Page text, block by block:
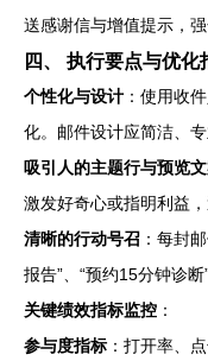
送感谢信与增值提示，强
四、 执行要点与优化
个性化与设计 ：使用收
化。邮件设计应简洁、
吸引人的主题行与预览
激发好奇心或指明利益，
清晰的行动号召 ：每封
报告”、“预约15分钟诊断
关键绩效指标监控 ：
参与度指标 ：打开率、点